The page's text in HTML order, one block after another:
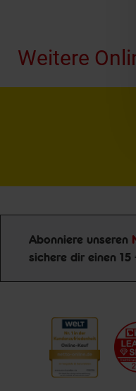
Weitere
Abonniere unseren
sichere dir einen